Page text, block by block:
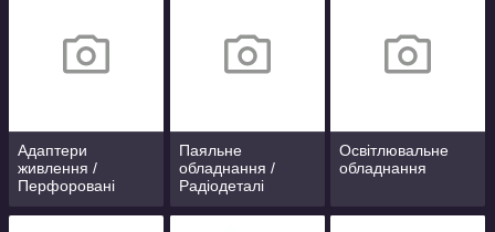
Адаптери
живлення /
Перфоровані
IP67 / IP44
Паяльне
обладнання /
Радіодеталі
Освітлювальне
обладнання